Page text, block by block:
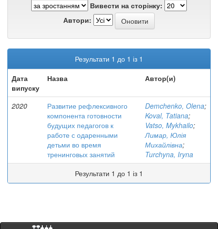
Вивести на сторінку:
Автори:
Результати 1 до 1 із 1
Дата
випуску
Назва Автор(и)
2020
Развитие рефлексивного
компонента готовности
будущих педагогов к
работе с одаренными
детьми во время
тренинговых занятий
Demchenko, Olena;
Koval, Tatiana;
Vatso, Mykhailo;
Лимар, Юлія
Михайлівна;
Turchyna, Iryna
Результати 1 до 1 із 1